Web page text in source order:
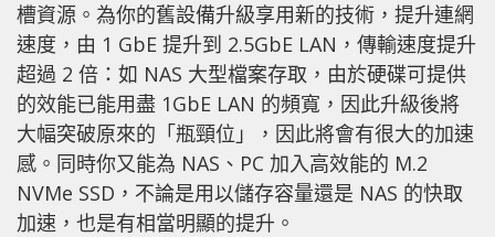
槽資源。為你的舊設備升級享用新的技術，提升連網
速度，由 1 GbE 提升到 2.5GbE LAN，傳輸速度提升
超過 2 倍：如 NAS 大型檔案存取，由於硬碟可提供
的效能已能用盡 1GbE LAN 的頻寬，因此升級後將
大幅突破原來的「瓶頸位」，因此將會有很大的加速
感。同時你又能為 NAS、PC 加入高效能的 M.2
NVMe SSD，不論是用以儲存容量還是 NAS 的快取
加速，也是有相當明顯的提升。